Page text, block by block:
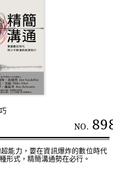
NO.
能力，要在資訊爆炸的數位時代
形式，精簡溝通勢在必行。